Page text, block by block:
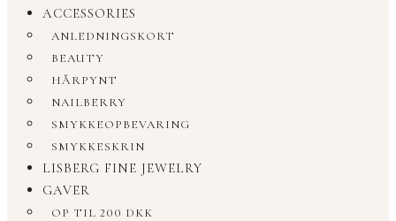
ACCESSORIES
ANLEDNINGSKORT
BEAUTY
HÅRPYNT
NAILBERRY
SMYKKEOPBEVARING
SMYKKESKRIN
LISBERG FINE JEWELRY
GAVER
OP TIL 200 DKK